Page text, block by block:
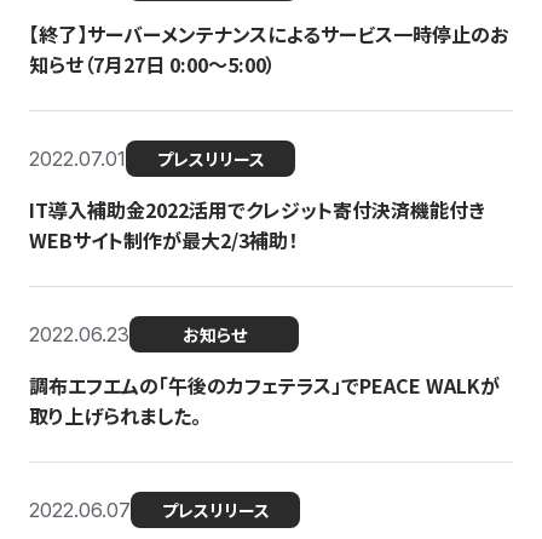
【終了】サーバーメンテナンスによるサービス一時停止のお
知らせ（7月27日 0:00〜5:00）
2022.07.01 プレスリリース
IT導入補助金2022活用でクレジット寄付決済機能付き
WEBサイト制作が最大2/3補助！
2022.06.23 お知らせ
調布エフエムの「午後のカフェテラス」でPEACE WALKが
取り上げられました。
2022.06.07 プレスリリース